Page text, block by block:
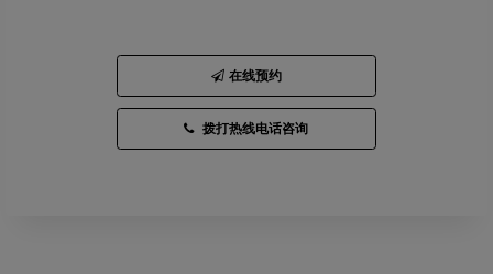
在线预约
拨打热线电话咨询